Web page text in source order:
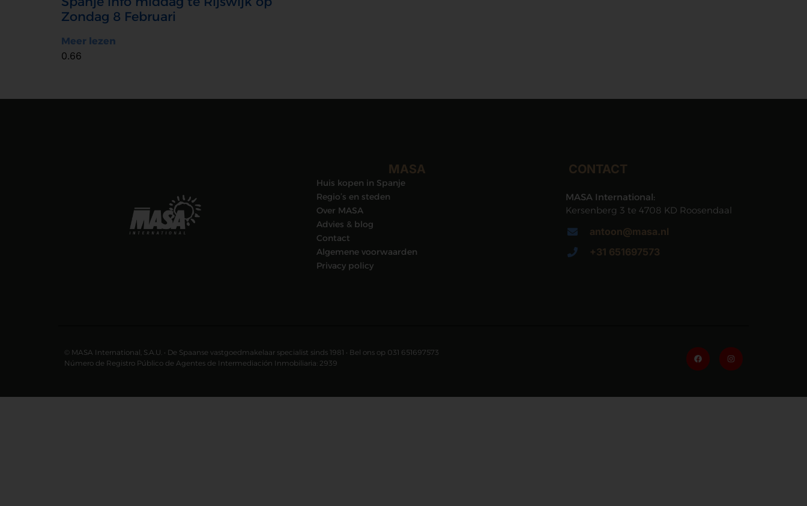
Zondag 8 Februari
Meer lezen
MASA
Huis kopen in Spanje
Regio’s en steden
Over MASA
Advies & blog
Contact
Algemene voorwaarden
Privacy policy
CONTACT
MASA International:
Kersenberg 3 te 4708 KD Roosendaal
antoon@masa.nl
+31 651697573
© MASA International, S.A.U. • De Spaanse vastgoedmakelaar specialist sinds 1981 • Bel ons op 031 651697573
Número de Registro Público de Agentes de Intermediación Inmobiliaria: 2939